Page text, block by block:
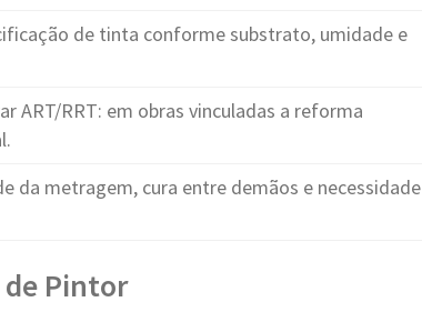
de tinta conforme substrato, umidade e
ART/RRT: em obras vinculadas a reforma
da metragem, cura entre demãos e necessidade
Pintor